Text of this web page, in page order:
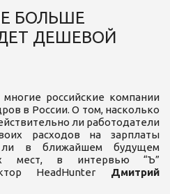
БОЛЬШЕ
ДЕШЕВОЙ
российские компании
в России. О том, насколько
ли работодатели
расходов на зарплаты
в ближайшем будущем
мест, в интервью “Ъ”
HeadHunter Дмитрий